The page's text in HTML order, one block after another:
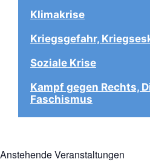
Klimakrise
Kriegsgefahr,
Soziale Krise
Kampf gegen Rechts,
Faschismus
Anstehende Veranstaltungen